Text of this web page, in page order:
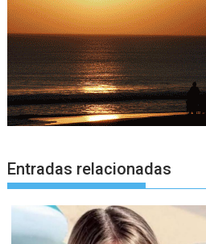
Entradas relacionadas